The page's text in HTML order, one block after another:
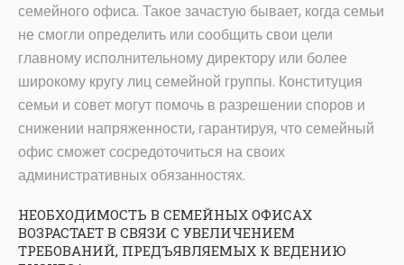
семейного офиса. Такое зачастую бывает, когда семьи
не смогли определить или сообщить свои цели
главному исполнительному директору или более
широкому кругу лиц семейной группы. Конституция
семьи и совет могут помочь в разрешении споров и
снижении напряженности, гарантируя, что семейный
офис сможет сосредоточиться на своих
административных обязанностях.
НЕОБХОДИМОСТЬ В СЕМЕЙНЫХ ОФИСАХ
ВОЗРАСТАЕТ В СВЯЗИ С УВЕЛИЧЕНИЕМ
ТРЕБОВАНИЙ, ПРЕДЪЯВЛЯЕМЫХ К ВЕДЕНИЮ